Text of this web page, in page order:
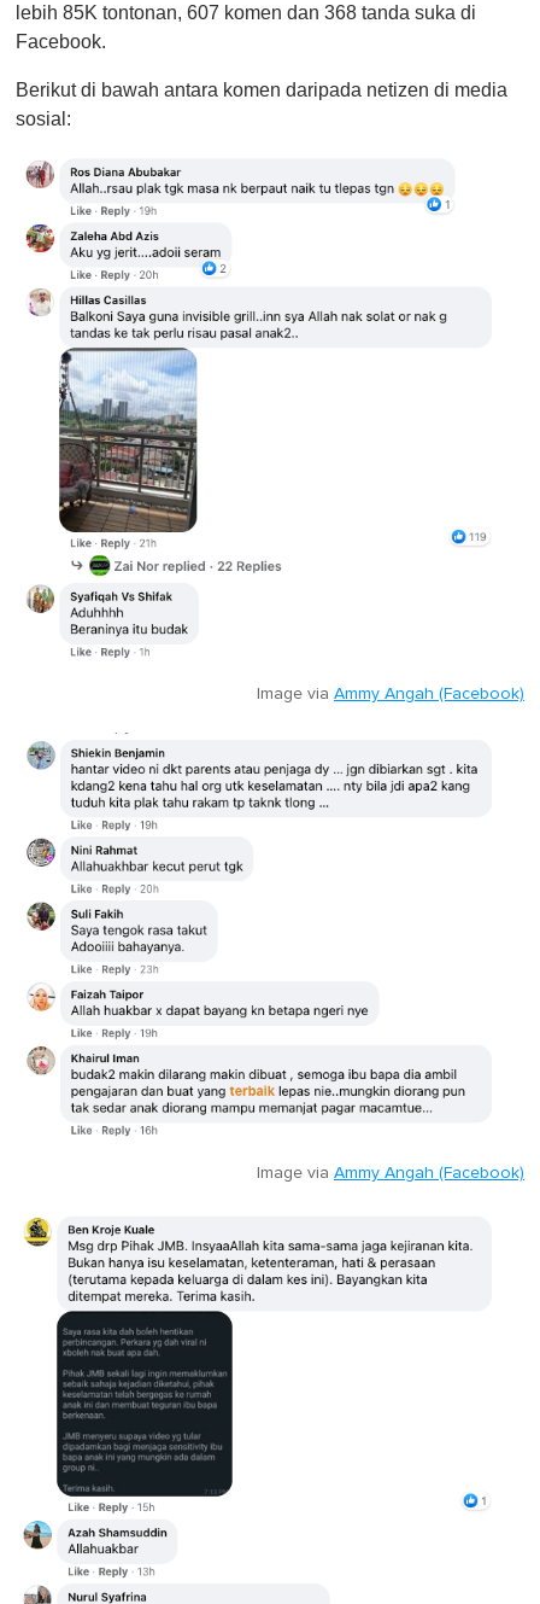
lebih 85K tontonan, 607 komen dan 368 tanda suka di
Facebook.
Berikut di bawah antara komen daripada netizen di media
sosial:
Image via Ammy Angah (Facebook)
Image via Ammy Angah (Facebook)